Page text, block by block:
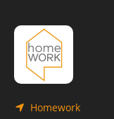
Homework